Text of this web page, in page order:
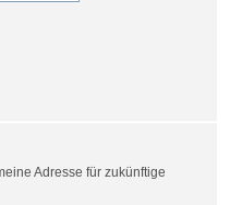
Adresse für zukünftige